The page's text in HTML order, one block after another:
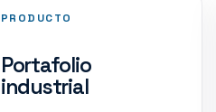
PRODUCTO
Portafolio
industrial